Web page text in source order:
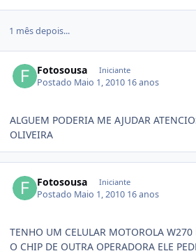
1 mês depois...
Fotosousa Iniciante
Postado Maio 1, 2010 16 anos
ALGUEM PODERIA ME AJUDAR
OLIVEIRA
Fotosousa Iniciante
Postado Maio 1, 2010 16 anos
TENHO UM CELULAR MOTOROLA
O CHIP DE OUTRA OPERADORA ELE